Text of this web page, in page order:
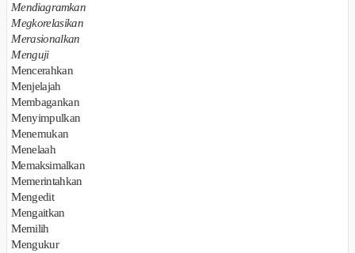
Mendiagramkan
Megkorelasikan
Merasionalkan
Menguji
Mencerahkan
Menjelajah
Membagankan
Menyimpulkan
Menemukan
Menelaah
Memaksimalkan
Memerintahkan
Mengedit
Mengaitkan
Memilih
Mengukur